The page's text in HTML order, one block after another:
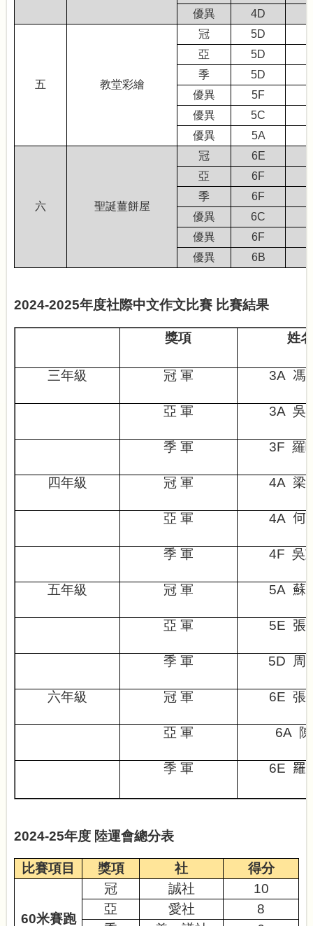
優異
4D
五 教堂彩繪
冠
5D
亞
5D
季
5D
優異
5F
優異
5C
優異
5A
六 聖誕薑餅屋
冠 6E
亞
6F
季
6F
優異
6C
優異
6F
優異
6B
2024-2025年度社際中文作文比賽 比賽結果
獎項 姓名
三年級 冠 軍 3A 馮
亞 軍 3A 吳
季 軍 3F 羅
四年級 冠 軍 4A 梁
亞 軍 4A 何
季 軍 4F 吳
五年級 冠 軍 5A 蘇
亞 軍 5E 張
季 軍 5D 周
六年級 冠 軍 6E 張
亞 軍 6A
季 軍 6E 羅
2024-25年度 陸運會總分表
比賽項目 獎項 社 得分
60米賽跑
冠 誠社
10
亞
愛社
8